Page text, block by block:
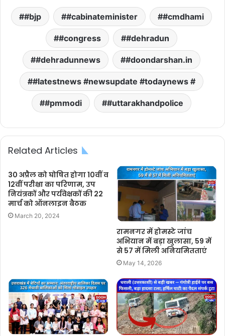
#bjp #cabinateminister #cmdhami
#congress #dehradun
#dehradunnews #doondarshan.in
#latestnews #newsupdate #todaynews #
#pmmodi #uttarakhandpolice
Related Articles
30 अप्रैल को घोषित होगा 10वीं व
12वीं परीक्षा का परिणाम, उप
नियंत्रकों और पर्यवेक्षकों की 22
मार्च को ऑनलाइन बैठक
March 20, 2024
रामनगर में होमस्टे जांच
अभियान में बड़ा खुलासा, 59 में
से 57 में मिली अनियमितताएं
May 14, 2026